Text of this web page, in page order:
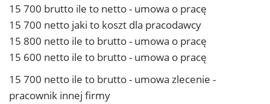
15 700 brutto ile to netto - umowa o pracę
15 700 netto jaki to koszt dla pracodawcy
15 800 netto ile to brutto - umowa o pracę
15 600 netto ile to brutto - umowa o pracę
15 700 netto ile to brutto - umowa zlecenie -
pracownik innej firmy